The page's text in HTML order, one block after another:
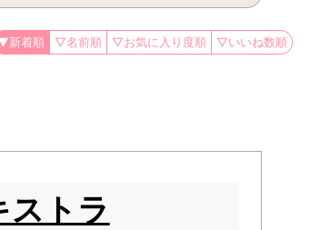
新着順 ▽名前順 ▽お気に入り度順 ▽いいね数順
ストラ